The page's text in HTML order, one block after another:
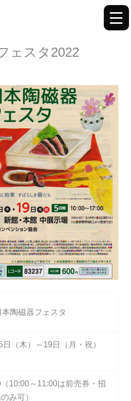
ェスタ2022
陶磁器フェスタ
日（木）～19日（月・祝）
10:00～11:00は前売券・招
み可）